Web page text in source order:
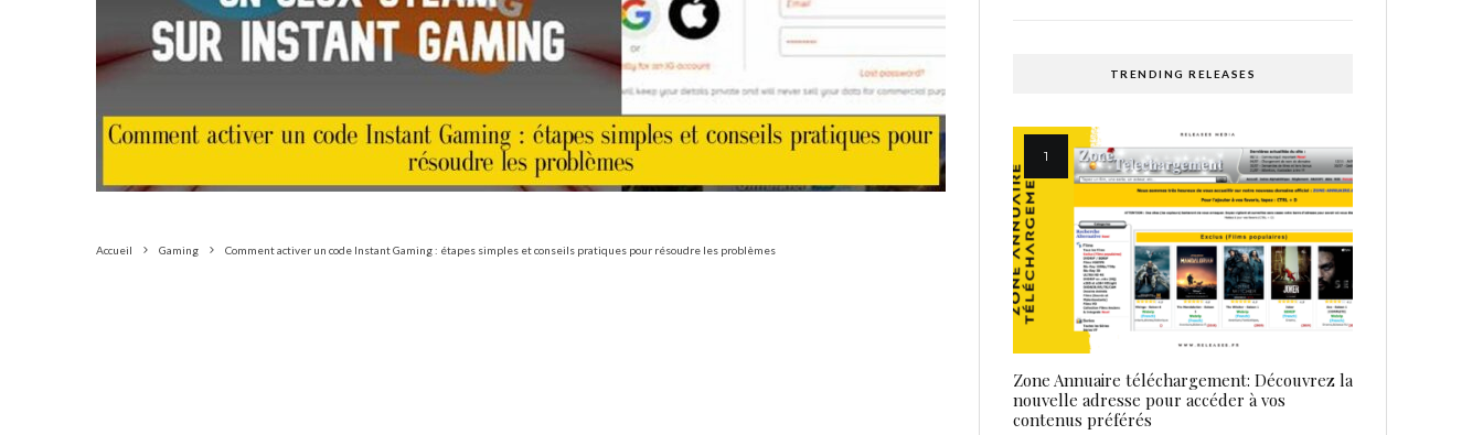
Accueil Gaming Comment activer un code Instant Gaming : étapes simples et conseils pratiques pour résoudre les problèmes
TRENDING RELEASES
Zone Annuaire téléchargement: Découvrez la
nouvelle adresse pour accéder à vos
contenus préférés